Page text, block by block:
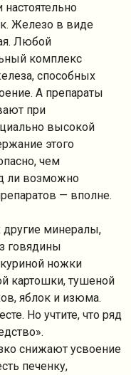
настоятельно
Железо в виде
Любой
комплекс
способных
А препараты
при
высокой
этого
чем
ли возможно
— вполне.
минералы,
говядины
ножки
картошки, тушеной
яблок и изюма.
Но учтите, что ряд
снижают усвоение
печенку,